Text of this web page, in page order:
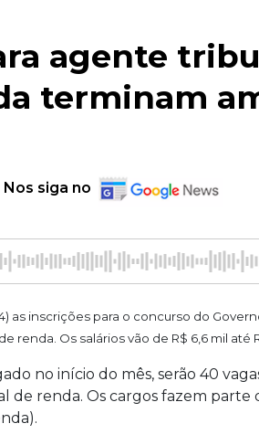
agente
terminam
Nos siga no
as inscrições para o concurso do
renda. Os salários vão de R$ 6,6 mil até
no início do mês, serão 40
de renda. Os cargos fazem parte